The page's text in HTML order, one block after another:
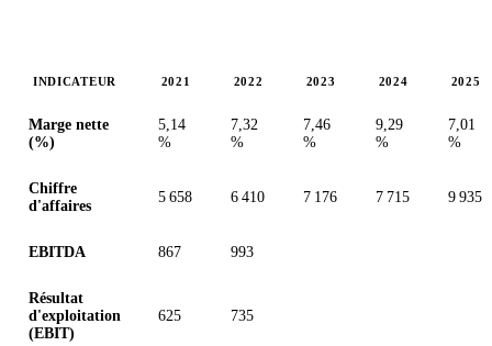
INDICATEUR 2021 2022 2023 2024 2025
Marge nette
(%)
5,14
%
7,32
%
7,46
%
9,29
%
7,01
%
Chiffre
d'affaires
5 658 6 410 7 176 7 715 9 935
EBITDA 867 993
Résultat
d'exploitation
(EBIT)
625 735